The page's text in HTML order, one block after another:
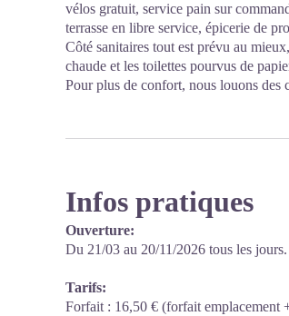
vélos gratuit, service pain sur
terrasse en libre service, épicerie de
Côté sanitaires tout est prévu au
chaude et les toilettes pourvus de
Pour plus de confort, nous louons des
Infos pratiques
Ouverture:
Du 21/03 au 20/11/2026 tous les jours.
Tarifs:
Forfait : 16,50 € (forfait emplacement